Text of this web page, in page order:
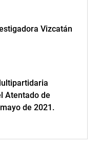
Vizcatán
Atentado de
de 2021.